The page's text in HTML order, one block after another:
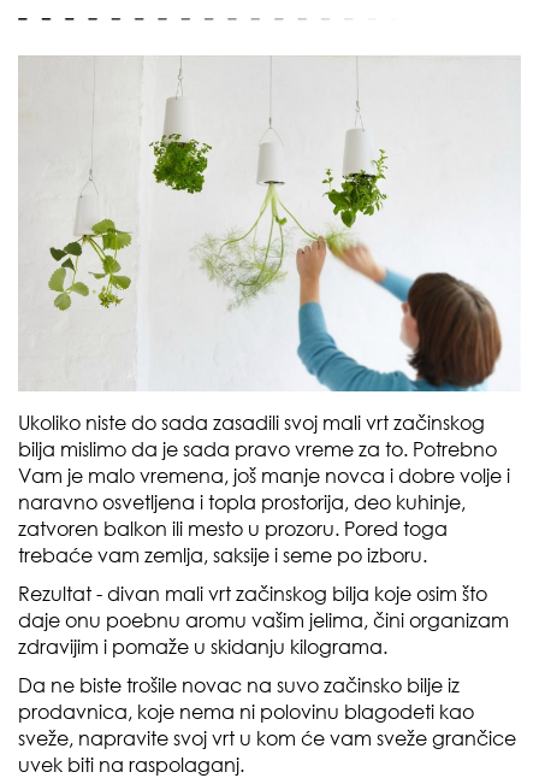
Ukoliko niste do sada zasadili svoj mali vrt začinskog
bilja mislimo da je sada pravo vreme za to. Potrebno
Vam je malo vremena, još manje novca i dobre volje i
naravno osvetljena i topla prostorija, deo kuhinje,
zatvoren balkon ili mesto u prozoru. Pored toga
trebaće vam zemlja, saksije i seme po izboru.
Rezultat - divan mali vrt začinskog bilja koje osim što
daje onu poebnu aromu vašim jelima, čini organizam
zdravijim i pomaže u skidanju kilograma.
Da ne biste trošile novac na suvo začinsko bilje iz
prodavnica, koje nema ni polovinu blagodeti kao
sveže, napravite svoj vrt u kom će vam sveže grančice
uvek biti na raspolaganj.